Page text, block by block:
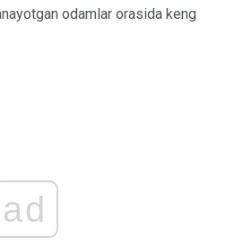
odamlar orasida keng
ad